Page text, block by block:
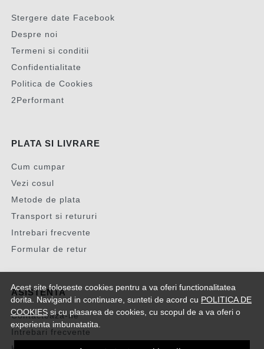
Acest site foloseste cookies pentru a va oferi functionalitatea
dorita. Navigand in continuare, sunteti de acord cu POLITICA DE
COOKIES si cu plasarea de cookies, cu scopul de a va oferi o
experienta imbunatatita.
Stergere date Facebook
Despre noi
Termeni si conditii
Confidentialitate
Politica de Cookies
2Performant
PLATA SI LIVRARE
Cum cumpar
Vezi cosul
Metode de plata
Transport si retururi
Intrebari frecvente
Formular de retur
ASISTENTA
Contacteaza-ne
Intrebari frecvente